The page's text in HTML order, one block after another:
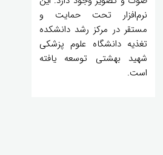
نرم‌افزار تحت حمایت و
مستقر در مرکز رشد دانشکده
تغذیه دانشگاه علوم پزشکی
شهید بهشتی توسعه یافته
است.